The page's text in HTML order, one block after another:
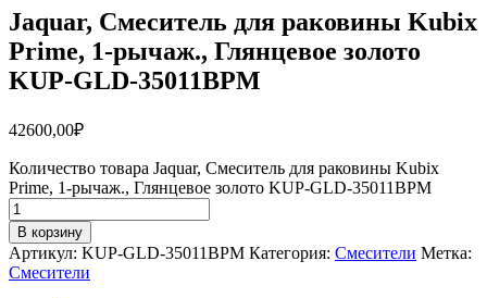
Jaquar, Смеситель для раковины Kubix
Prime, 1-рычаж., Глянцевое золото
KUP-GLD-35011BPM
42600,00₽
Количество товара Jaquar, Смеситель для раковины Kubix
Prime, 1-рычаж., Глянцевое золото KUP-GLD-35011BPM
В корзину
Артикул: KUP-GLD-35011BPM Категория: Смесители Метка:
Смесители